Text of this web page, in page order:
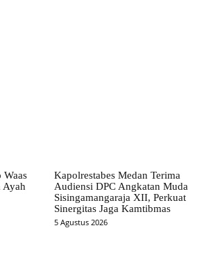
Ayah
Kapolrestabes Medan Terima
Audiensi DPC Angkatan Muda
Sisingamangaraja XII, Perkuat
Sinergitas Jaga Kamtibmas
5 Agustus 2026